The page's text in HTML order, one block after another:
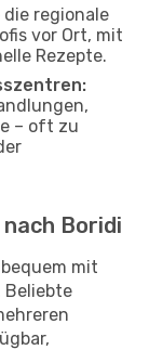
die regionale
vor Ort, mit
Rezepte.
– oft zu
Boridi
bequem mit
Beliebte